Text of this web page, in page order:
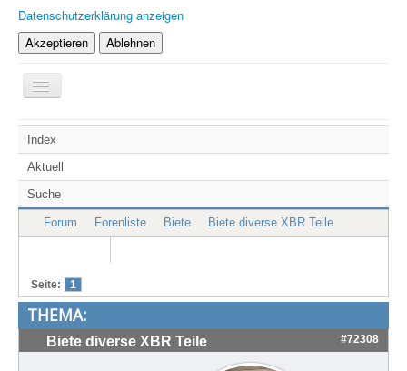
Datenschutzerklärung anzeigen
Akzeptieren
Ablehnen
Navigation
an/aus
XBR.de
Technik
Forum
Treffen & Touren
Suche
Index
Aktuell
Suche
Forum Forenliste Biete Biete diverse XBR Teile
Seite: 1
THEMA:
Biete diverse XBR Teile #72308